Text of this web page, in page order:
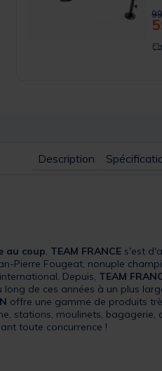
panier
Description
au coup, TEAM FRANCE s'est
Pierre Fougeat, nonuple
Depuis, TEAM
de ces années à un plus
offre une gamme de produits
stations, moulinets,
toute concurrence !